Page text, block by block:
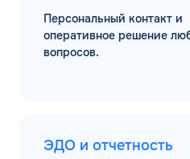
Персональный контакт и
оперативное решение
вопросов.
ЭДО и отчетность